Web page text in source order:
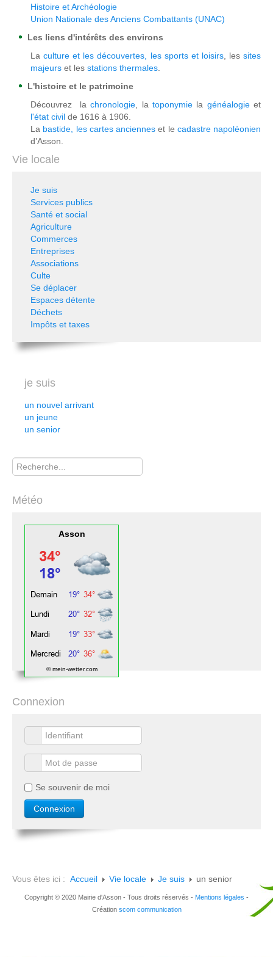
Histoire et Archéologie
Union Nationale des Anciens Combattants (UNAC)
Les liens d'intérêts des environs
Laculture et les découvertes, les sports et loisirs, lessites
majeurs et les stations thermales
L'histoire et le patrimoine
Découvrez lachronologie , la toponymiela généalogieet
l'état civil de 1616 à 1906.
La bastide, les cartes anciennes et le cadastre napoléonien
d’Asson.
Vie locale
Je suis
Services publics
Santé et social
Agriculture
Commerces
Entreprises
Associations
Culte
Se déplacer
Espaces détente
Déchets
Impôts et taxes
je suis
un nouvel arrivant
un jeune
un senior
Rechercher
Météo
Asson
© mein-wetter.com
Connexion
Se souvenir de moi
Vous êtes ici : Accueil Vie locale Je suis un senior
Copyright © 2020 Mairie d'Asson - Tous droits réservés - Mentions légales -
Création scom communication